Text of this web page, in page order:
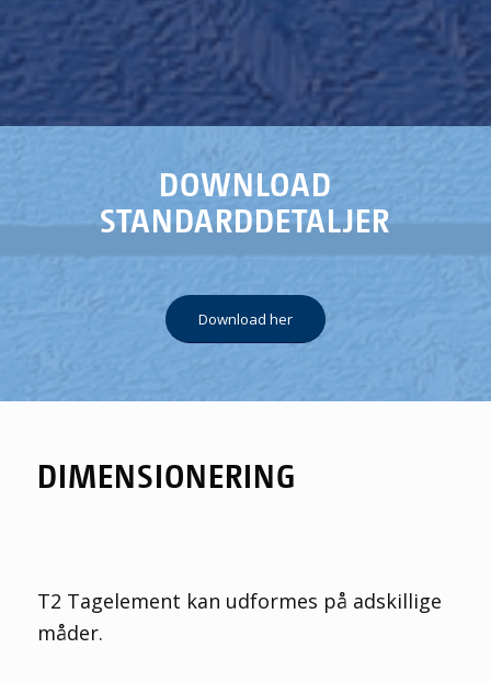
DOWNLOAD
STANDARDDETALJER
Download her
DIMENSIONERING
T2 Tagelement kan udformes på adskillige
måder.